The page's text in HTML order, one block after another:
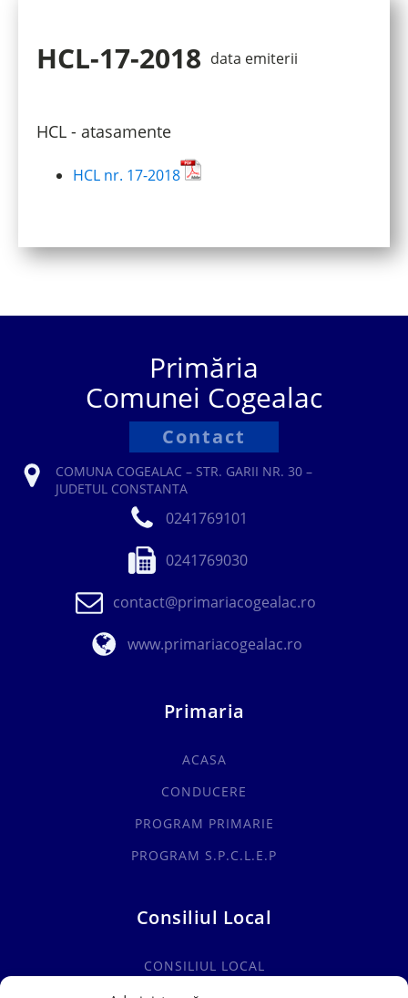
HCL-17-2018 data emiterii
HCL - atasamente
HCL nr. 17-2018
Primăria
Comunei Cogealac
Contact
COMUNA COGEALAC – STR. GARII NR. 30 –
JUDETUL CONSTANTA
0241769101
0241769030
contact@primariacogealac.ro
www.primariacogealac.ro
Primaria
ACASA
CONDUCERE
PROGRAM PRIMARIE
PROGRAM S.P.C.L.E.P
Consiliul Local
CONSILIUL LOCAL